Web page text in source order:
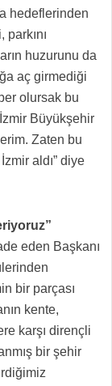
hedeflerinden
huzurunu da
aç girmediği
olursak bu
Büyükşehir
Zaten bu
aldı” diye
eden Başkanı
bir parçası
kente,
karşı dirençli
bir şehir